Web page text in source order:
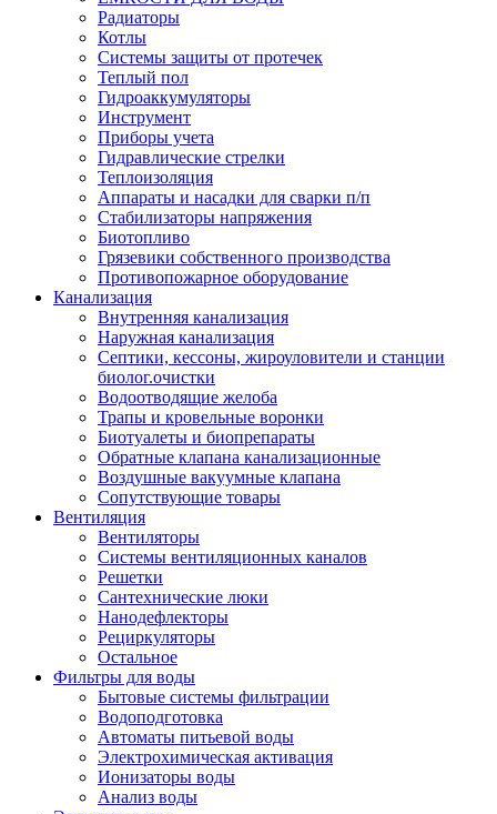
Радиаторы
Котлы
Системы защиты от протечек
Теплый пол
Гидроаккумуляторы
Инструмент
Приборы учета
Гидравлические стрелки
Теплоизоляция
Аппараты и насадки для сварки п/п
Стабилизаторы напряжения
Биотопливо
Грязевики собственного производства
Противопожарное оборудование
Канализация
Внутренняя канализация
Наружная канализация
Септики, кессоны, жироуловители и станции
биолог.очистки
Водоотводящие желоба
Трапы и кровельные воронки
Биотуалеты и биопрепараты
Обратные клапана канализационные
Воздушные вакуумные клапана
Сопутствующие товары
Вентиляция
Вентиляторы
Системы вентиляционных каналов
Решетки
Сантехнические люки
Нанодефлекторы
Рециркуляторы
Остальное
Фильтры для воды
Бытовые системы фильтрации
Водоподготовка
Автоматы питьевой воды
Электрохимическая активация
Ионизаторы воды
Анализ воды